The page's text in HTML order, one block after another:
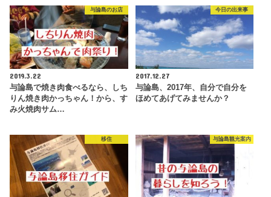
与論島のお店
2019.3.22
与論島で焼き肉食べるなら、しち
りん焼き肉かっちゃん！から、す
み火焼肉サム…
今日の出来事
2017.12.27
与論島、2017年、自分で自分を
ほめてあげてみませんか？
移住 与論島観光案内